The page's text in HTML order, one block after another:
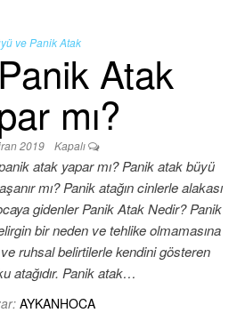
ve Panik Atak
Atak
mı?
2019 Kapalı
atak yapar mı? Panik atak büyü
mı? Panik atağın cinlerle alakası
gidenler Panik Atak Nedir? Panik
bir neden ve tehlike olmamasına
ruhsal belirtilerle kendini gösteren
atağıdır. Panik atak…
AYKANHOCA